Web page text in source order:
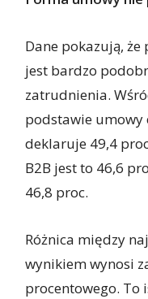
Dane pokazują,
jest bardzo
zatrudnienia.
podstawie umowy
deklaruje 49,4
B2B jest to 46,6
46,8 proc.
Różnica między
wynikiem wynosi
procentowego. To